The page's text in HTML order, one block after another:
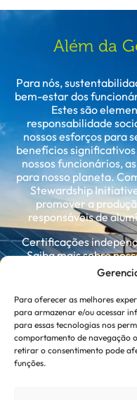
Para oferecer as melhores
para armazenar e/ou acessar
para essas tecnologias nos
comportamento de navegação
retirar o consentimento pode
funções.
Além da
Para nós,
bem-estar dos
Estes são
responsabilidade
nossos esforços para
benefícios
nossos funcionários,
para nosso planeta.
Stewardship
promover a
responsáveis de
Certificações
Saiba mais sobre
Aluminium
Ver